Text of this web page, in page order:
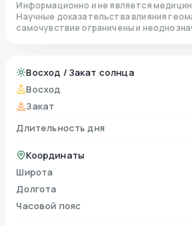
Информационно и не является
Научные доказательства влияния
самочувствие ограничены и
Восход / Закат солнца
Восход
Закат
Длительность дня
Координаты
Широта
Долгота
Часовой пояс